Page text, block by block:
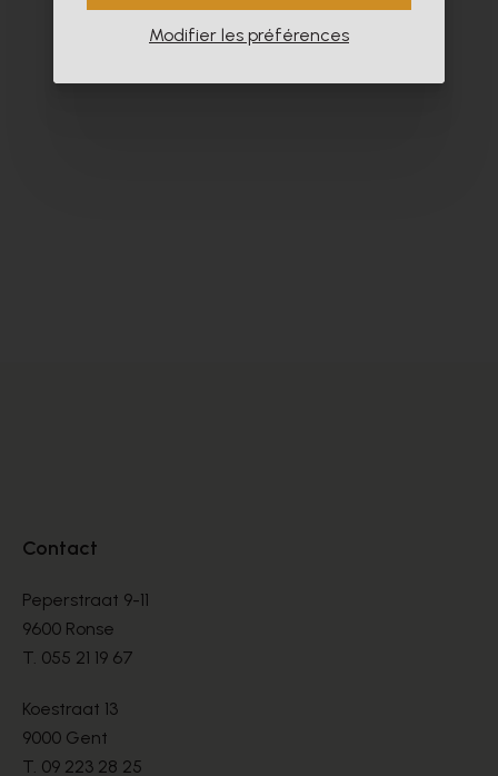
Contact
Peperstraat 9-11
9600 Ronse
T. 055 21 19 67
Koestraat 13
9000 Gent
T. 09 223 28 25
Modifier les préférences